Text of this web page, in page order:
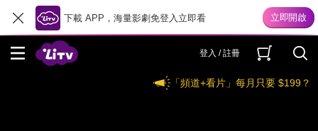
下載 APP，海量影劇免登入立即看
登入 / 註冊
「頻道+看片」每月只要 $199？